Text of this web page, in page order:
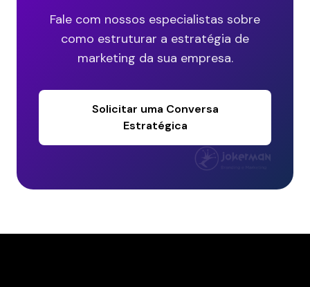
Fale com nossos especialistas sobre
como estruturar a estratégia de
marketing da sua empresa.
Solicitar uma Conversa
Estratégica